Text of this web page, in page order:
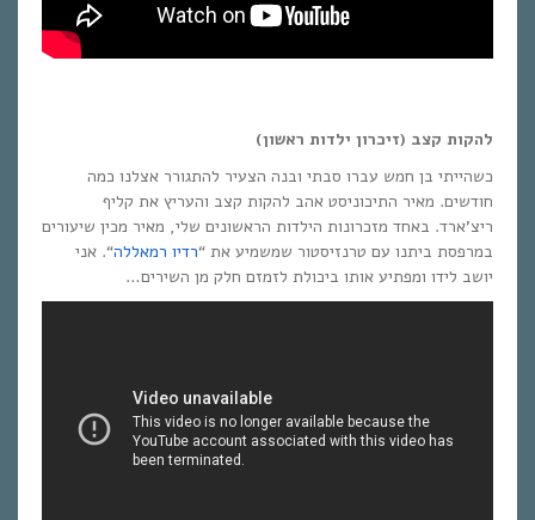
להקות קצב (זיכרון ילדות ראשון)
כשהייתי בן חמש עברו סבתי ובנה הצעיר להתגורר אצלנו כמה
חודשים. מאיר התיכוניסט אהב להקות קצב והעריץ את קליף
ריצ’ארד. באחד מזכרונות הילדות הראשונים שלי, מאיר מכין שיעורים
במרפסת ביתנו עם טרנזיסטור שמשמיע את “רדיו רמאללה“. אני
יושב לידו ומפתיע אותו ביכולת לזמזם חלק מן השירים…